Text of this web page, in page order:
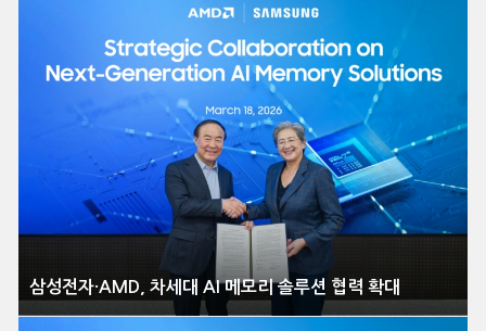
삼성전자·AMD, 차세대 AI 메모리 솔루션 협력 확대